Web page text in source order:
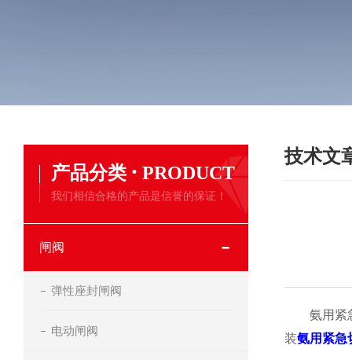
产品分类 · PRODUCT
我们相信合格的产品是信誉的保证！
闸阀
弹性座封闸阀
电动闸阀
技术文
氨用紧急
装氨用紧急